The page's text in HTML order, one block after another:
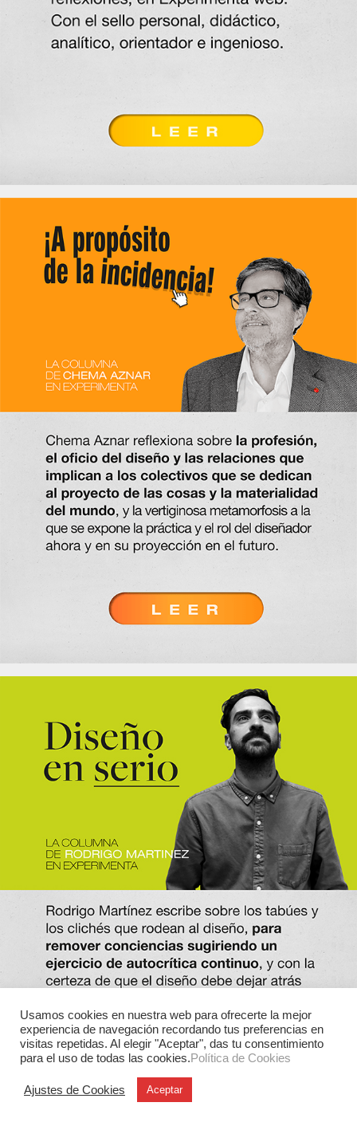
Usamos cookies en nuestra web para ofrecerte la mejor
experiencia de navegación recordando tus preferencias en
visitas repetidas. Al elegir "Aceptar", das tu consentimiento
para el uso de todas las cookies.Política de Cookies
Ajustes de Cookies Aceptar